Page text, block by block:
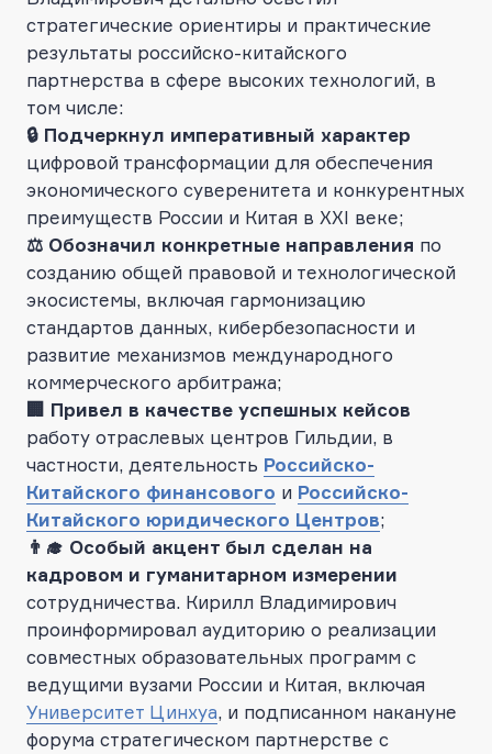
стратегические ориентиры и практические
результаты российско-китайского
партнерства в сфере высоких технологий, в
том числе:
🔒 Подчеркнул императивный характер
цифровой трансформации для обеспечения
экономического суверенитета и конкурентных
преимуществ России и Китая в XXI веке;
⚖️ Обозначил конкретные направления по
созданию общей правовой и технологической
экосистемы, включая гармонизацию
стандартов данных, кибербезопасности и
развитие механизмов международного
коммерческого арбитража;
🏢 Привел в качестве успешных кейсов
работу отраслевых центров Гильдии, в
частности, деятельность Российско-
Китайского финансового и Российско-
Китайского юридического Центров;
👨‍🎓 Особый акцент был сделан на
кадровом и гуманитарном измерении
сотрудничества. Кирилл Владимирович
проинформировал аудиторию о реализации
совместных образовательных программ с
ведущими вузами России и Китая, включая
Университет Цинхуа, и подписанном накануне
форума стратегическом партнерстве с